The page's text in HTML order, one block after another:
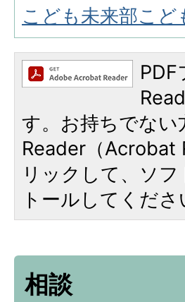
こども未来部こ
す。お持ちでな
Reader（Acrobat
リックして、ソ
トールしてくださ
相談